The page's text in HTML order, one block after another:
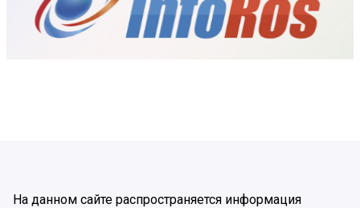
На данном сайте распространяется информация